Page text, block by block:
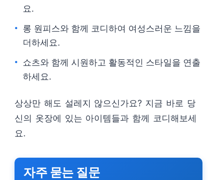
요.
롱 원피스와 함께 코디하여 여성스러운 느낌을
더하세요.
쇼츠와 함께 시원하고 활동적인 스타일을 연출
하세요.
상상만 해도 설레지 않으신가요? 지금 바로 당
신의 옷장에 있는 아이템들과 함께 코디해보세
요.
자주 묻는 질문